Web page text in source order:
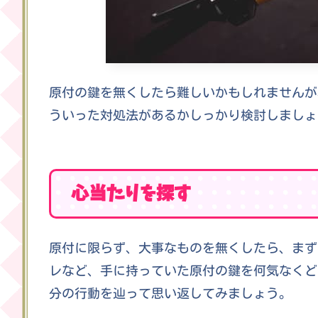
原付の鍵を無くしたら難しいかもしれません
ういった対処法があるかしっかり検討しまし
心当たりを探す
原付に限らず、大事なものを無くしたら、ま
レなど、手に持っていた原付の鍵を何気なく
分の行動を辿って思い返してみましょう。